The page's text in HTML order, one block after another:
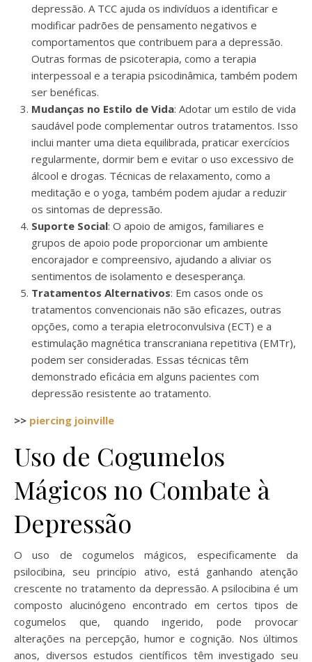
depressão. A TCC ajuda os indivíduos a identificar e
modificar padrões de pensamento negativos e
comportamentos que contribuem para a depressão.
Outras formas de psicoterapia, como a terapia
interpessoal e a terapia psicodinâmica, também podem
ser benéficas.
Mudanças no Estilo de Vida: Adotar um estilo de vida
saudável pode complementar outros tratamentos. Isso
inclui manter uma dieta equilibrada, praticar exercícios
regularmente, dormir bem e evitar o uso excessivo de
álcool e drogas. Técnicas de relaxamento, como a
meditação e o yoga, também podem ajudar a reduzir
os sintomas de depressão.
Suporte Social: O apoio de amigos, familiares e
grupos de apoio pode proporcionar um ambiente
encorajador e compreensivo, ajudando a aliviar os
sentimentos de isolamento e desesperança.
Tratamentos Alternativos: Em casos onde os
tratamentos convencionais não são eficazes, outras
opções, como a terapia eletroconvulsiva (ECT) e a
estimulação magnética transcraniana repetitiva (EMTr),
podem ser consideradas. Essas técnicas têm
demonstrado eficácia em alguns pacientes com
depressão resistente ao tratamento.
>> piercing joinville
Uso de Cogumelos
Mágicos no Combate à
Depressão
O uso de cogumelos mágicos, especificamente da
psilocibina, seu princípio ativo, está ganhando atenção
crescente no tratamento da depressão. A psilocibina é um
composto alucinógeno encontrado em certos tipos de
cogumelos que, quando ingerido, pode provocar
alterações na percepção, humor e cognição. Nos últimos
anos, diversos estudos científicos têm investigado seu